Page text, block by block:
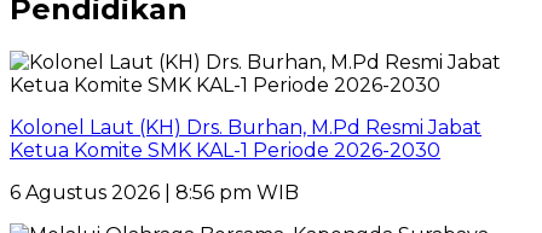
Pendidikan
Kolonel Laut (KH) Drs. Burhan, M.Pd Resmi Jabat
Ketua Komite SMK KAL-1 Periode 2026-2030
6 Agustus 2026 | 8:56 pm WIB